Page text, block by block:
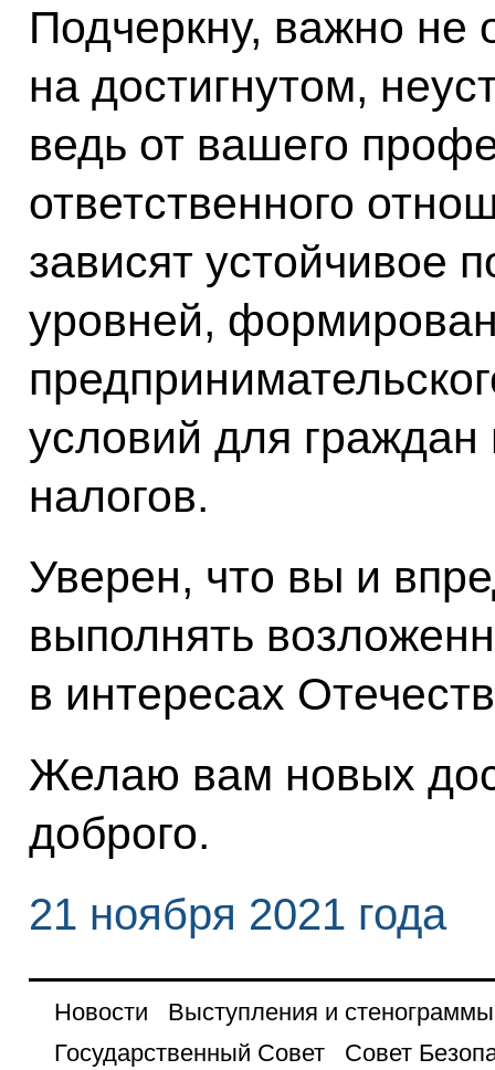
Подчеркну, важно не
на достигнутом,
ведь от вашего
ответственного
зависят устойчивое
уровней,
условий для граждан
налогов.
Уверен, что вы и
выполнять
в интересах
Желаю вам новых
доброго.
21 ноября 2021 года
Новости
Выступления и стенограммы
Государственный Совет
Совет